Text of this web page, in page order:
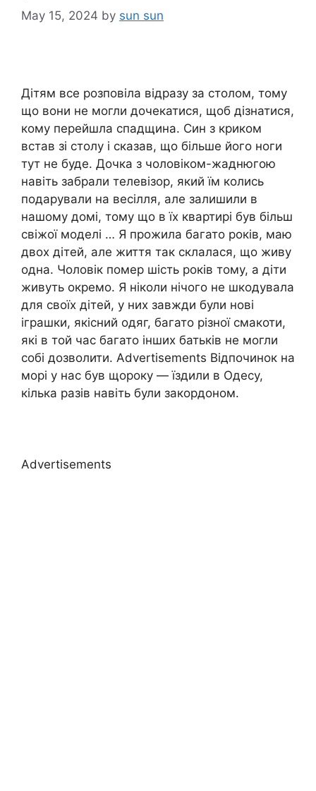
May 15, 2024 by sun sun
Дітям все розповіла відразу за столом, тому
що вони не могли дочекатися, щоб дізнатися,
кому перейшла спадщина. Син з криком
встав зі столу і сказав, що більше його ноги
тут не буде. Дочка з чоловіком-жаднюгою
навіть забрали телевізор, який їм колись
подарували на весілля, але залишили в
нашому домі, тому що в їх квартирі був більш
свіжої моделі … Я прожила багато років, маю
двох дітей, але життя так склалася, що живу
одна. Чоловік помер шість років тому, a діти
живуть окремо. Я ніколи нічого не шкодувала
для своїх дітей, у них завжди були нові
іграшки, якісний одяг, багато різної смакоти,
які в той час багато інших батьків не могли
собі дозволити. Advertisements Відпочинок на
морі y нас був щороку — їздили в Одесу,
кілька разів навіть були закордоном.
Advertisements